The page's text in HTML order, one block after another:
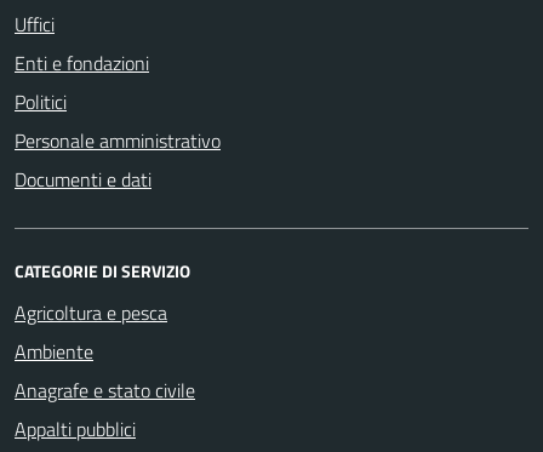
Uffici
Enti e fondazioni
Politici
Personale amministrativo
Documenti e dati
CATEGORIE DI SERVIZIO
Agricoltura e pesca
Ambiente
Anagrafe e stato civile
Appalti pubblici